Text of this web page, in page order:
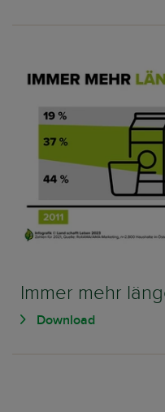
Immer mehr
Download